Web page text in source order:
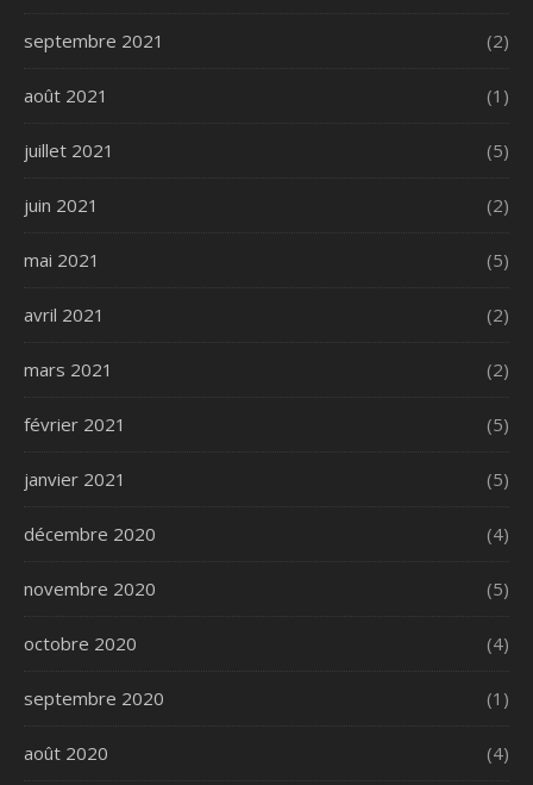
septembre 2021 (2)
août 2021 (1)
juillet 2021 (5)
juin 2021 (2)
mai 2021 (5)
avril 2021 (2)
mars 2021 (2)
février 2021 (5)
janvier 2021 (5)
décembre 2020 (4)
novembre 2020 (5)
octobre 2020 (4)
septembre 2020 (1)
août 2020 (4)